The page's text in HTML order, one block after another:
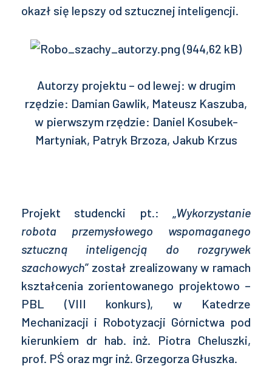
okazł się lepszy od sztucznej inteligencji.
Autorzy projektu – od lewej: w drugim
rzędzie: Damian Gawlik, Mateusz Kaszuba,
w pierwszym rzędzie: Daniel Kosubek-
Martyniak, Patryk Brzoza, Jakub Krzus
Projekt studencki pt.: „Wykorzystanie
robota przemysłowego wspomaganego
sztuczną inteligencją do rozgrywek
szachowych” został zrealizowany w ramach
kształcenia zorientowanego projektowo –
PBL (VIII konkurs), w Katedrze
Mechanizacji i Robotyzacji Górnictwa pod
kierunkiem dr hab. inż. Piotra Cheluszki,
prof. PŚ oraz mgr inż. Grzegorza Głuszka.